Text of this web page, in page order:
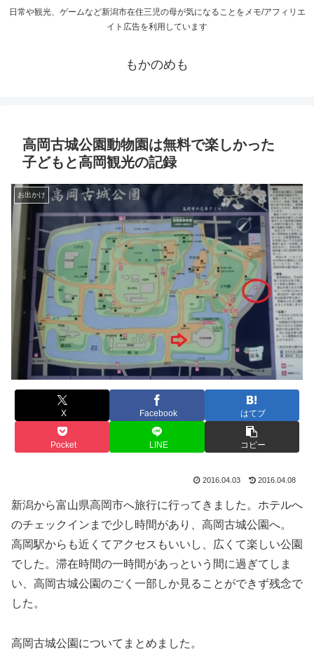
日常や観光、ゲームなど新潟市在住三児の母が気になることをメモ/アフィリエ
イト広告を利用しています
もかのめも
高岡古城公園動物園は無料で楽しかった
子どもと高岡観光の記録
お出かけ
X Facebook はてブ
Pocket LINE コピー
2016.04.03 2016.04.08
新潟から富山県高岡市へ旅行に行ってきました。ホテルへ
のチェックインまで少し時間があり、高岡古城公園へ。
高岡駅からも近くてアクセスもいいし、広くて楽しい公園
でした。滞在時間の一時間があっという間に過ぎてしま
い、高岡古城公園のごく一部しか見ることができず残念で
した。
高岡古城公園についてまとめました。